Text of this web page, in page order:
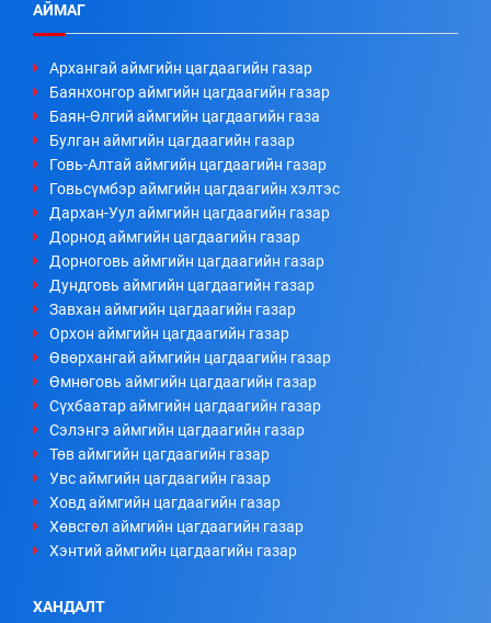
АЙМАГ
Архангай аймгийн цагдаагийн газар
Баянхонгор аймгийн цагдаагийн газар
Баян-Өлгий аймгийн цагдаагийн газа
Булган аймгийн цагдаагийн газар
Говь-Алтай аймгийн цагдаагийн газар
Говьсүмбэр аймгийн цагдаагийн хэлтэс
Дархан-Уул аймгийн цагдаагийн газар
Дорнод аймгийн цагдаагийн газар
Дорноговь аймгийн цагдаагийн газар
Дундговь аймгийн цагдаагийн газар
Завхан аймгийн цагдаагийн газар
Орхон аймгийн цагдаагийн газар
Өвөрхангай аймгийн цагдаагийн газар
Өмнөговь аймгийн цагдаагийн газар
Сүхбаатар аймгийн цагдаагийн газар
Сэлэнгэ аймгийн цагдаагийн газар
Төв аймгийн цагдаагийн газар
Увс аймгийн цагдаагийн газар
Ховд аймгийн цагдаагийн газар
Хөвсгөл аймгийн цагдаагийн газар
Хэнтий аймгийн цагдаагийн газар
ХАНДАЛТ